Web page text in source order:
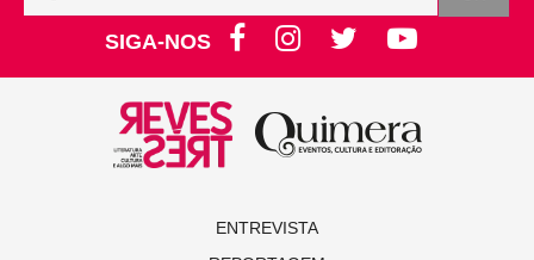
SIGA-NOS
ENTREVISTA